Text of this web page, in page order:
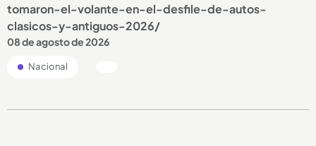
tomaron-el-volante-en-el-desfile-de-autos-
clasicos-y-antiguos-2026/
08 de agosto de 2026
Nacional